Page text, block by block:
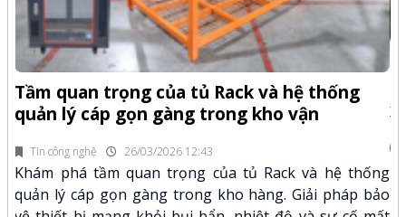
Tin công nghệ 26/03/2026 12:43
Tầm quan trọng của tủ Rack và hệ thống
quản lý cáp gọn gàng trong kho vận
Khám phá tầm quan trọng của tủ Rack và hệ thống
quản lý cáp gọn gàng trong kho hàng. Giải pháp bảo